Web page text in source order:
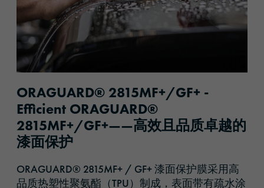
ORAGUARD® 2815MF+/GF+ -
Efficient ORAGUARD®
2815MF+/GF+——高效且品质卓越的
漆面保护
ORAGUARD® 2815MF+ / GF+漆面保护膜采用高
品质热塑性聚氨酯（TPU）制成，表面带有疏水涂